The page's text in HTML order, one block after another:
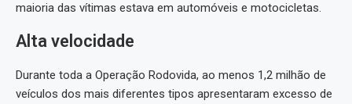
maioria das vítimas estava em automóveis e motocicletas.
Alta velocidade
Durante toda a Operação Rodovida, ao menos 1,2 milhão de
veículos dos mais diferentes tipos apresentaram excesso de